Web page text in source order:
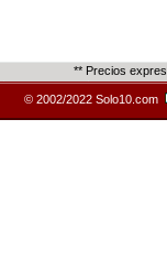
** Precios
© 2002/2022 Solo10.com